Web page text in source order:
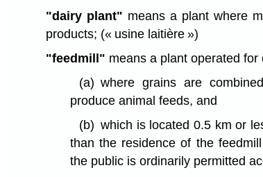
"dairy plant" means a plant where
products; (« usine laitière »)
"feedmill" means a plant operated
(a) where grains are
produce animal feeds, and
(b) which is located 0.5 km or
than the residence of the
the public is ordinarily permitted